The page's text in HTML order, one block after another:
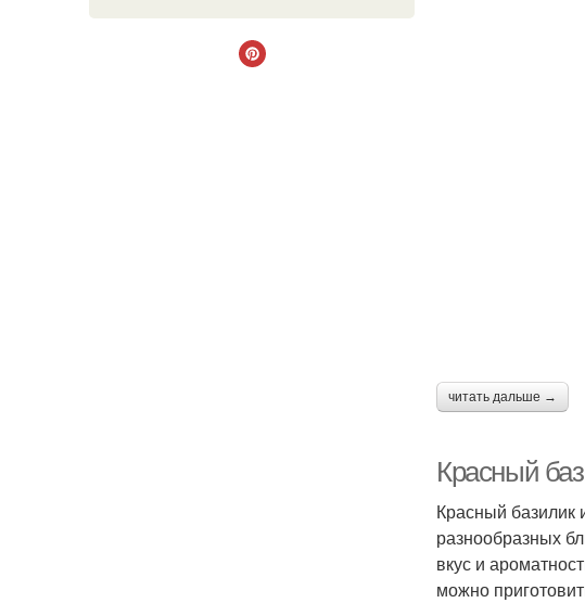
Базилик для
базилик
читать дальше →
Красный
Красный базилик
разнообразных
вкус и
можно